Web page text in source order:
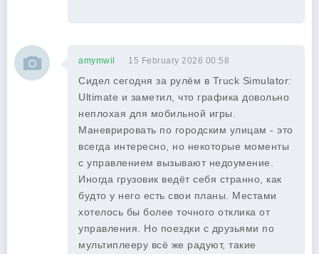
amymwil 15 February 2026 00:58
Сидел сегодня за рулём в Truck Simulator:
Ultimate и заметил, что графика довольно
неплохая для мобильной игры.
Маневрировать по городским улицам - это
всегда интересно, но некоторые моменты
с управлением вызывают недоумение.
Иногда грузовик ведёт себя странно, как
будто у него есть свои планы. Местами
хотелось бы более точного отклика от
управления. Но поездки с друзьями по
мультиплееру всё же радуют, такие